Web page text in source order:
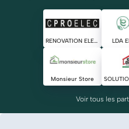
RENOVATION ELECTRIQUE LDA
Monsieur Store
Voir tous les